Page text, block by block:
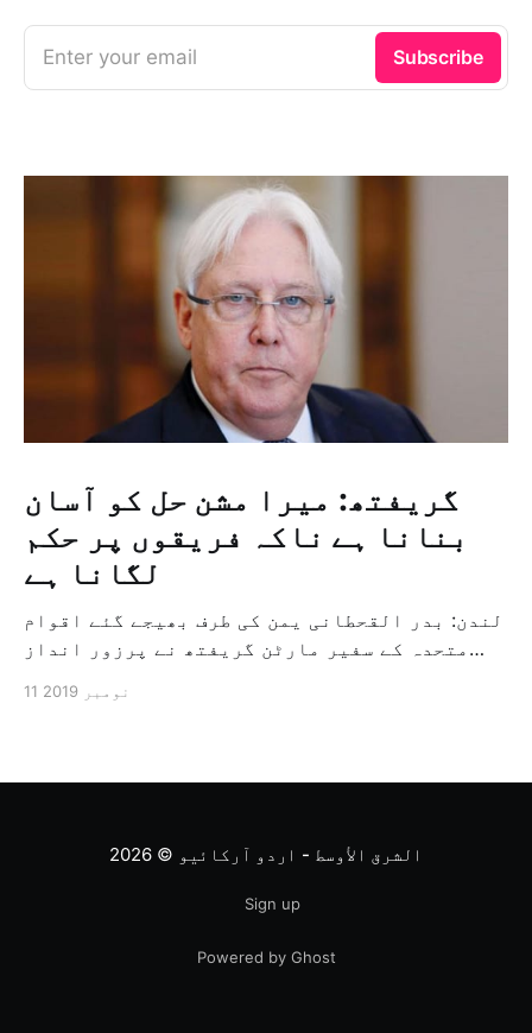
Enter your email Subscribe
گریفتھ: میرا مشن حل کو آسان
بنانا ہے ناکہ فریقوں پر حکم
لگانا ہے
لندن: بدر القحطانی یمن کی طرف بھیجے گئے اقوام
متحدہ کے سفیر مارٹن گریفتھ نے پرزور انداز
ثالثی اور اس کشمکش کی حدبندی کرنے کے لئے ایک
11 نومبر 2019
الشرق الأوسط - اردو آرکائیو © 2026
Sign up
Powered by Ghost